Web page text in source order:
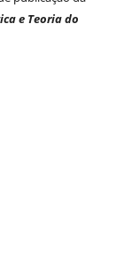
e Teoria do